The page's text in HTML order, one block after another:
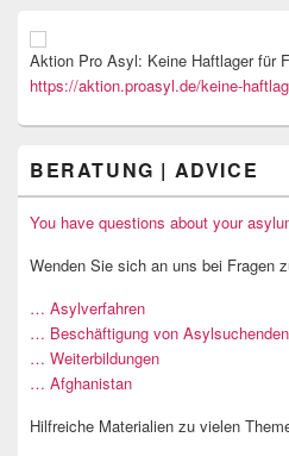
Aktion Pro Asyl: Keine Haftlager für
https://aktion.proasyl.de/keine-
BERATUNG | ADVICE
You have questions about your
Wenden Sie sich an uns bei Fragen
… Asylverfahren
… Beschäftigung von Asylsuchenden
… Weiterbildungen
… Afghanistan
Hilfreiche Materialien zu vielen